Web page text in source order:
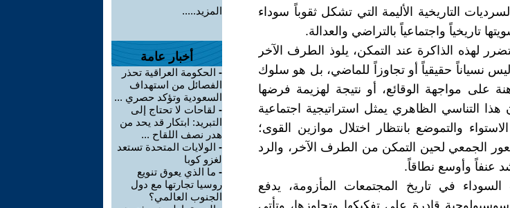
التاريخية الأليمة التي تشكل ثقوباً سوداء
تاريخياً واجتماعياً بالتراضي والعدالة.
لهذه الذاكرة عند التمكن، يلوذ الطرف الآخر
ليس نسياناً حقيقياً أو تجاوزاً للماضي، بل هو سلوك
على مواجهة الوقائع، أو نتيجة لهزيمة فرضها
التناسي الظاهري يمثل استراتيجية اجتماعية
والتموضع بانتظار اختلال موازين القوى؛
الجمعي لحين التمكن من الطرف الآخر، والرد
عنفاً وأوسع نطاقاً.
في تاريخ المجتمعات المأزومة، يدفع
قادرة على تفكيكها وتجاوزها، وتأتي
المزيد.....
أخبار عامة
- الحكومة العراقية تحذر
الفصائل من استهداف
السعودية وتؤكد حصري ...
- لقاحات لا تحتاج إلى
التبريد: ابتكار قد يحد من
هدر نصف اللقاح ...
- الولايات المتحدة تستعد
لغزو كوبا
- ما الذي يعوق تنويع
روسيا تجارتها مع دول
الجنوب العالمي؟